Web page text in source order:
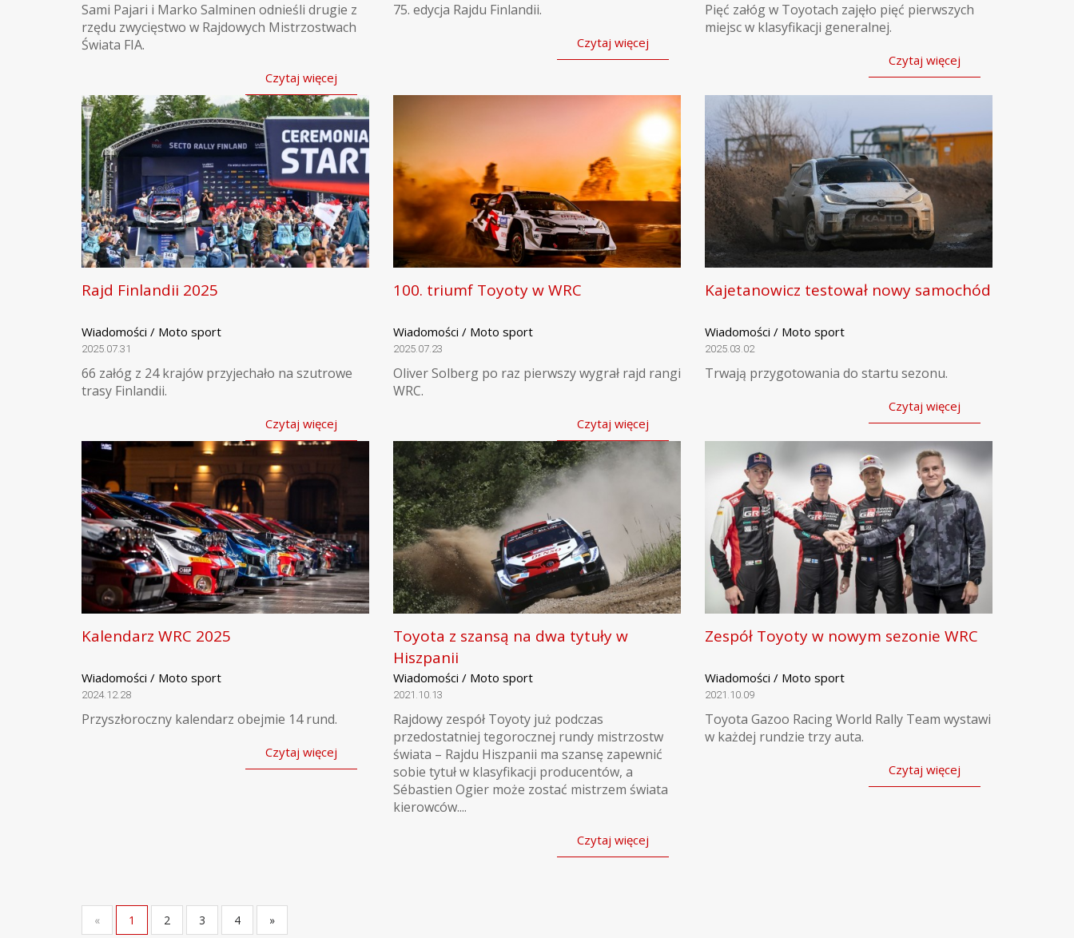
Sami Pajari i Marko Salminen odnieśli drugie z
rzędu zwycięstwo w Rajdowych Mistrzostwach
Świata FIA.
Czytaj więcej
75. edycja Rajdu Finlandii.
Czytaj więcej
Pięć załóg w Toyotach zajęło pięć pierwszych
miejsc w klasyfikacji generalnej.
Czytaj więcej
Rajd Finlandii 2025
Wiadomości / Moto sport
2025.07.31
66 załóg z 24 krajów przyjechało na szutrowe
trasy Finlandii.
Czytaj więcej
100. triumf Toyoty w WRC
Wiadomości / Moto sport
2025.07.23
Oliver Solberg po raz pierwszy wygrał rajd rangi
WRC.
Czytaj więcej
Kajetanowicz testował nowy samochód
Wiadomości / Moto sport
2025.03.02
Trwają przygotowania do startu sezonu.
Czytaj więcej
Kalendarz WRC 2025
Wiadomości / Moto sport
2024.12.28
Przyszłoroczny kalendarz obejmie 14 rund.
Czytaj więcej
Toyota z szansą na dwa tytuły w
Hiszpanii
Wiadomości / Moto sport
2021.10.13
Rajdowy zespół Toyoty już podczas
przedostatniej tegorocznej rundy mistrzostw
świata – Rajdu Hiszpanii ma szansę zapewnić
sobie tytuł w klasyfikacji producentów, a
Sébastien Ogier może zostać mistrzem świata
kierowców....
Czytaj więcej
Zespół Toyoty w nowym sezonie WRC
Wiadomości / Moto sport
2021.10.09
Toyota Gazoo Racing World Rally Team wystawi
w każdej rundzie trzy auta.
Czytaj więcej
« 1 2 3 4 »